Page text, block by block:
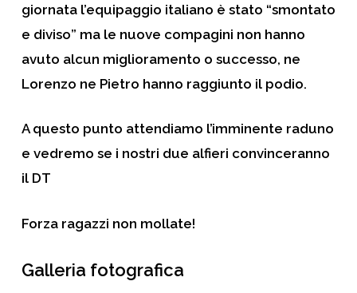
giornata l’equipaggio italiano è stato “smontato
e diviso” ma le nuove compagini non hanno
avuto alcun miglioramento o successo, ne
Lorenzo ne Pietro hanno raggiunto il podio.
A questo punto attendiamo l’imminente raduno
e vedremo se i nostri due alfieri convinceranno
il DT
Forza ragazzi non mollate!
Galleria fotografica